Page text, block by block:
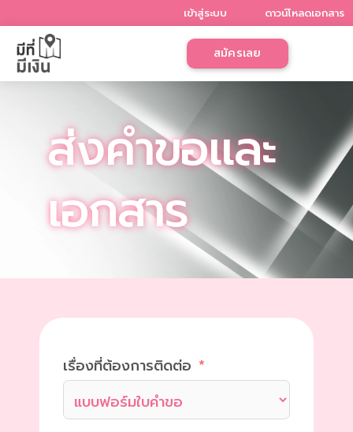
to
content
เข้าสู่ระบบ ดาวน์โหลดเอกสาร
สมัครเลย
ส่งคำขอและ
เอกสาร
เรื่องที่ต้องการติดต่อ